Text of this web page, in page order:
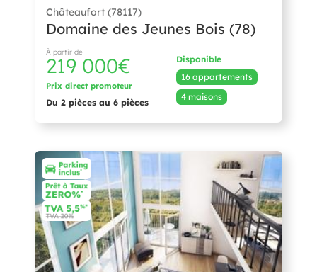
Châteaufort (78117)
Domaine des Jeunes Bois (78)
À partir de
219 000€
Prix direct promoteur
Du 2 pièces au 6 pièces
Disponible
16 appartements
4 maisons